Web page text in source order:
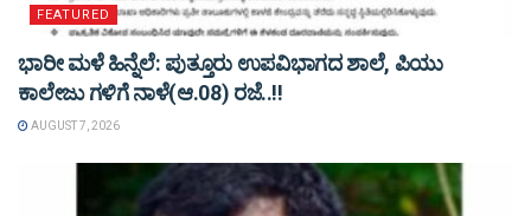
FEATURED
ಭಾರೀ ಮಳೆ ಹಿನ್ನೆಲೆ: ಪುತ್ತೂರು ಉಪವಿಭಾಗದ ಶಾಲೆ, ಪಿಯು
ಕಾಲೇಜು ಗಳಿಗೆ ನಾಳೆ(ಆ.08) ರಜೆ..!!
AUGUST 7, 2026